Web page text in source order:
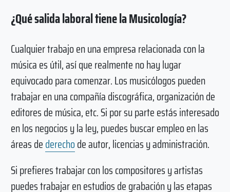
¿Qué salida laboral tiene la Musicología?
Cualquier trabajo en una empresa relacionada con la
música es útil, así que realmente no hay lugar
equivocado para comenzar. Los musicólogos pueden
trabajar en una compañía discográfica, organización de
editores de música, etc. Si por su parte estás interesado
en los negocios y la ley, puedes buscar empleo en las
áreas dederechode autor, licencias y administración.
Si prefieres trabajar con los compositores y artistas
puedes trabajar en estudios de grabación y las etapas